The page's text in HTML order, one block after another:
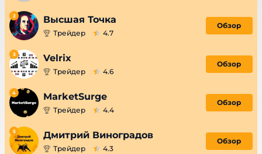
2 Высшая Точка
Трейдер 4.7
Обзор
3 Velrix
Трейдер 4.6
Обзор
4 MarketSurge
Трейдер 4.4
Обзор
5 Дмитрий Виноградов
Трейдер 4.3
Обзор